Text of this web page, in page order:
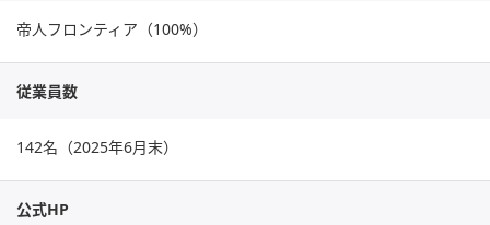
帝人フロンティア（100%）
従業員数
142名（2025年6月末）
公式HP